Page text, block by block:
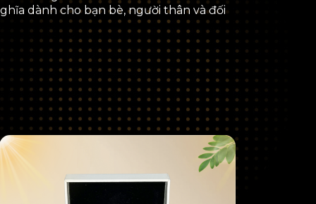
dành cho bạn bè, người thân và đối